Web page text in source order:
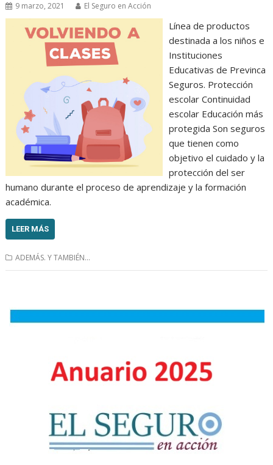
9 marzo, 2021 El Seguro en Acción
Línea de productos
destinada a los niños e
Instituciones
Educativas de Previnca
Seguros. Protección
escolar Continuidad
escolar Educación más
protegida Son seguros
que tienen como
objetivo el cuidado y la
protección del ser
humano durante el proceso de aprendizaje y la formación
académica.
LEER MÁS
ADEMÁS. Y TAMBIÉN...